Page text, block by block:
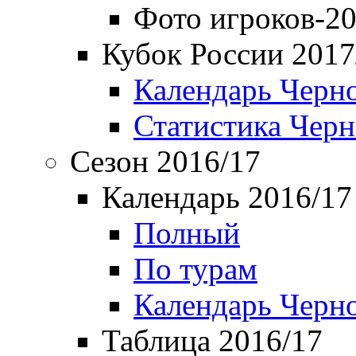
Фото игроков-
Кубок России
Календарь
Статистика
Сезон 2016/17
Календарь 2016/17
Полный
По турам
Календарь
Таблица 2016/17